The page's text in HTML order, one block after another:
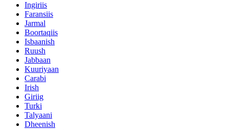
Ingiriis
Faransiis
Jarmal
Boortaqiis
Isbaanish
Ruush
Jabbaan
Kuuriyaan
Carabi
Irish
Giriig
Turki
Talyaani
Dheenish